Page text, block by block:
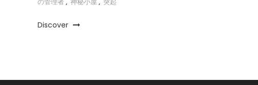
Discover